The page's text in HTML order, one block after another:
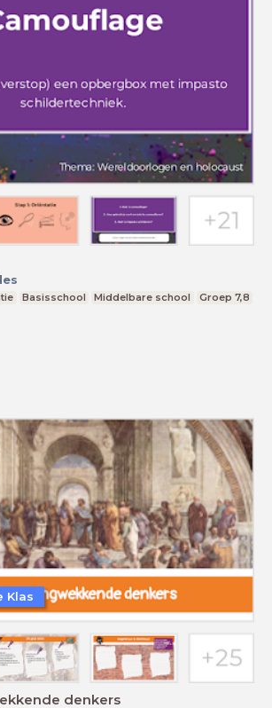
Basisschool Middelbare school Groep 7,8
denkers
Klas